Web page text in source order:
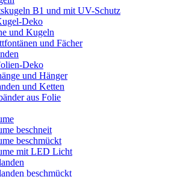
B1 und mit UV-Schutz
Deko
und Kugeln
und Fächer
Deko
und Hänger
und Ketten
aus Folie
beschneit
beschmückt
mit LED Licht
beschmückt